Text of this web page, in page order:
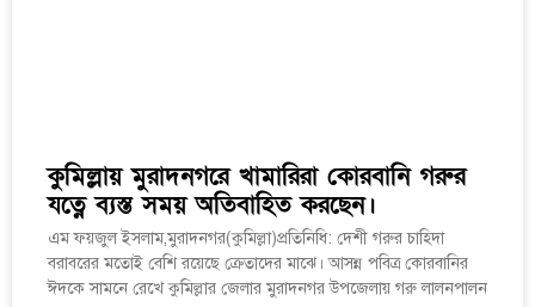
কুমিল্লায় মুরাদনগরে খামারিরা কোরবানি গরুর
যত্নে ব্যস্ত সময় অতিবাহিত করছেন।
এম ফয়জুল ইসলাম,মুরাদনগর(কুমিল্লা)প্রতিনিধি: দেশী গরুর চাহিদা
বরাবরের মতোই বেশি রয়েছে ক্রেতাদের মাঝে। আসন্ন পবিত্র কোরবানির
ঈদকে সামনে রেখে কুমিল্লার জেলার মুরাদনগর উপজেলায় গরু লালনপালন